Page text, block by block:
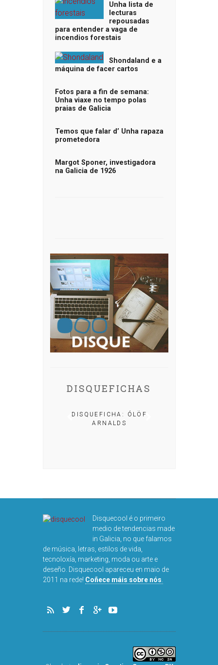
Unha lista de
lecturas
repousadas
para entender a vaga de
incendios forestais
Shondaland e a
máquina de facer cartos
Fotos para a fin de semana:
Unha viaxe no tempo polas
praias de Galicia
Temos que falar d’ Unha rapaza
prometedora
Margot Sponer, investigadora
na Galicia de 1926
DISQUEFICHAS
DISQUEFICHA: ÓLÖF
ARNALDS
medio de tendencias made
de música, letras, estilos de vida,